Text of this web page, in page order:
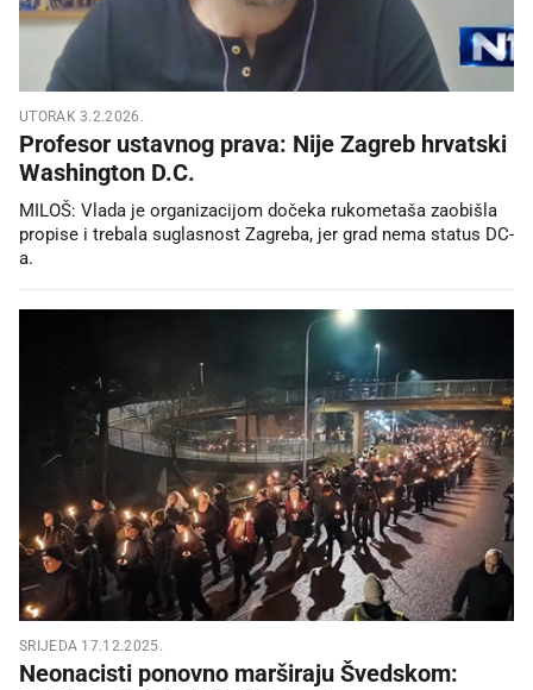
UTORAK 3.2.2026.
Profesor ustavnog prava: Nije Zagreb hrvatski
Washington D.C.
MILOŠ: Vlada je organizacijom dočeka rukometaša zaobišla
propise i trebala suglasnost Zagreba, jer grad nema status DC-
a.
SRIJEDA 17.12.2025.
Neonacisti ponovno marširaju Švedskom: